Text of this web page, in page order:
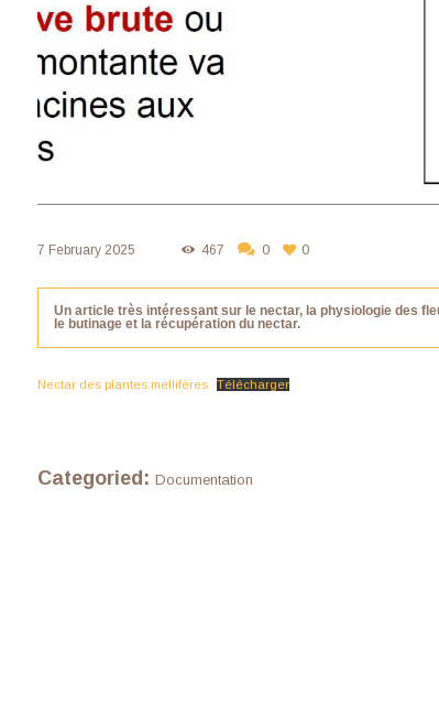
7 February 2025 467 0 0
Un article très intéressant sur le nectar, la physiologie des
le butinage et la récupération du nectar.
Nectar des plantes mellifères Télécharger
Categoried: Documentation